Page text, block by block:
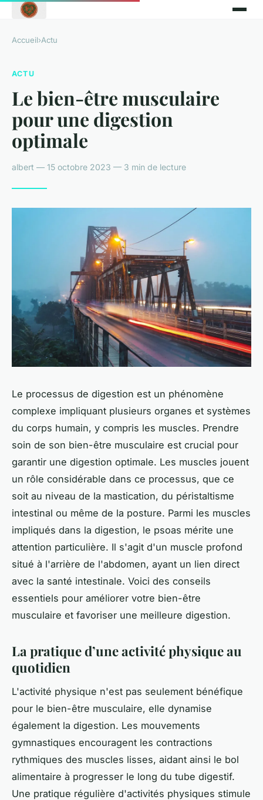
Accueil›Actu
ACTU
Le bien-être musculaire
pour une digestion
optimale
albert — 15 octobre 2023 — 3 min de lecture
Le processus de digestion est un phénomène
complexe impliquant plusieurs organes et systèmes
du corps humain, y compris les muscles. Prendre
soin de son bien-être musculaire est crucial pour
garantir une digestion optimale. Les muscles jouent
un rôle considérable dans ce processus, que ce
soit au niveau de la mastication, du péristaltisme
intestinal ou même de la posture. Parmi les muscles
impliqués dans la digestion, le psoas mérite une
attention particulière. Il s'agit d'un muscle profond
situé à l'arrière de l'abdomen, ayant un lien direct
avec la santé intestinale. Voici des conseils
essentiels pour améliorer votre bien-être
musculaire et favoriser une meilleure digestion.
La pratique d’une activité physique au
quotidien
L'activité physique n'est pas seulement bénéfique
pour le bien-être musculaire, elle dynamise
également la digestion. Les mouvements
gymnastiques encouragent les contractions
rythmiques des muscles lisses, aidant ainsi le bol
alimentaire à progresser le long du tube digestif.
Une pratique régulière d'activités physiques stimule